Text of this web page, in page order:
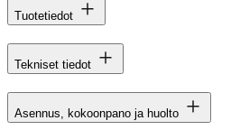
Tuotetiedot
Tekniset tiedot
Asennus, kokoonpano ja huolto